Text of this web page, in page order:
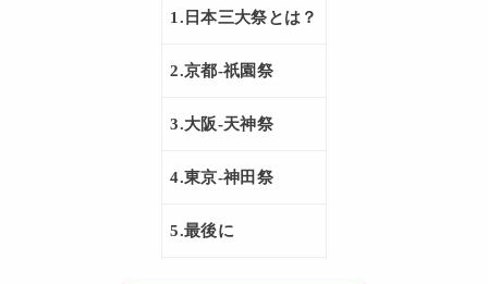
1.日本三大祭とは？
2.京都-祇園祭
3.大阪-天神祭
4.東京-神田祭
5.最後に